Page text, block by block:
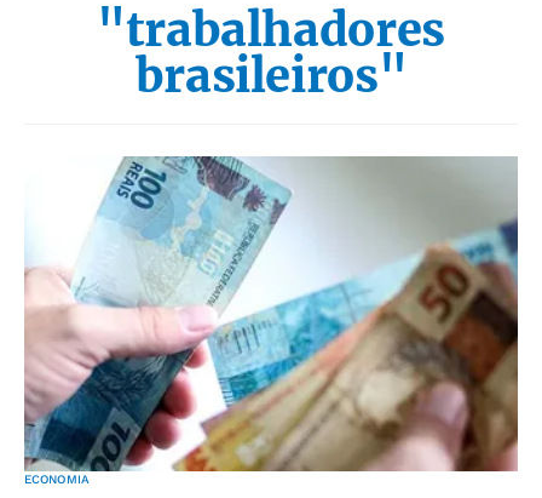
"trabalhadores
brasileiros"
ECONOMIA